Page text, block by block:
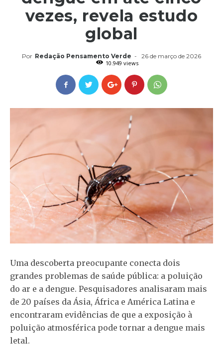
vezes, revela estudo
global
Por Redação Pensamento Verde -
26 de março de 2026
10.949 views
Uma descoberta preocupante conecta dois
grandes problemas de saúde pública: a poluição
do ar e a dengue. Pesquisadores analisaram mais
de 20 países da Ásia, África e América Latina e
encontraram evidências de que a exposição à
poluição atmosférica pode tornar a dengue mais
letal.